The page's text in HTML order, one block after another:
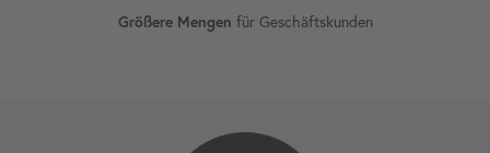
Größere Mengen für Geschäftskunden